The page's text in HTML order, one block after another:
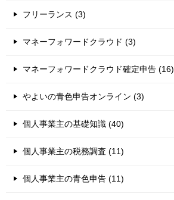
フリーランス (3)
マネーフォワードクラウド (3)
マネーフォワードクラウド確定申告 (16)
やよいの青色申告オンライン (3)
個人事業主の基礎知識 (40)
個人事業主の税務調査 (11)
個人事業主の青色申告 (11)